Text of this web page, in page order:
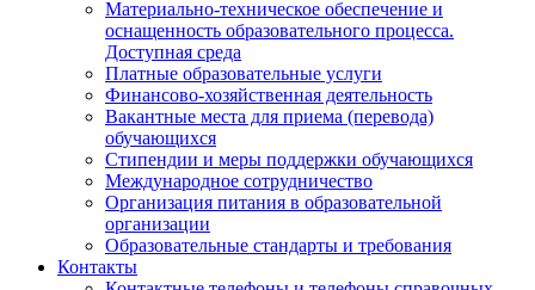
Материально-техническое обеспечение и
оснащенность образовательного процесса.
Доступная среда
Платные образовательные услуги
Финансово-хозяйственная деятельность
Вакантные места для приема (перевода)
обучающихся
Стипендии и меры поддержки обучающихся
Международное сотрудничество
Организация питания в образовательной
организации
Образовательные стандарты и требования
Контакты